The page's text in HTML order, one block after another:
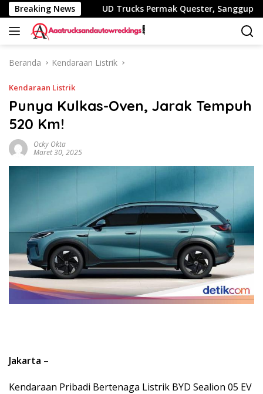
Langsung
ke
konten
Breaking News
B50 UD Trucks Permak Quester, Sanggup ‘Minum’
Beranda Kendaraan Listrik
Kendaraan Listrik
Punya Kulkas-Oven, Jarak Tempuh
520 Km!
Ocky Okta
Maret 30, 2025
Jakarta –
Kendaraan Pribadi Bertenaga Listrik BYD Sealion 05 EV